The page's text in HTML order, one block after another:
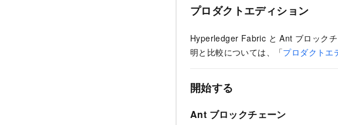
プロダクトエディション
Hyperledger Fabric と Ant ブロック
明と比較については、「プロダクトエ
開始する
Ant ブロックチェーン